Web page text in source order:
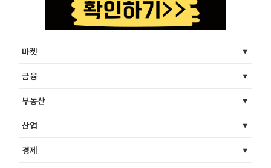
마켓
금융
부동산
산업
경제